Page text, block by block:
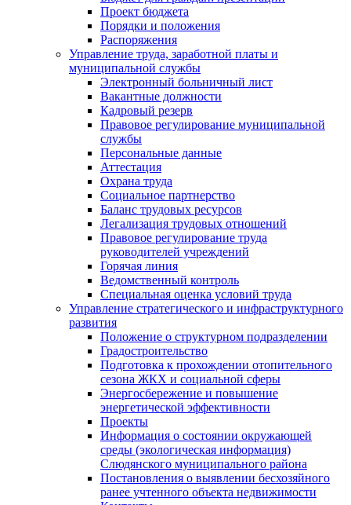
Проект бюджета
Порядки и положения
Распоряжения
Управление труда, заработной платы и
муниципальной службы
Электронный больничный лист
Вакантные должности
Кадровый резерв
Правовое регулирование муниципальной
службы
Персональные данные
Аттестация
Охрана труда
Социальное партнерство
Баланс трудовых ресурсов
Легализация трудовых отношений
Правовое регулирование труда
руководителей учреждений
Горячая линия
Ведомственный контроль
Специальная оценка условий труда
Управление стратегического и инфраструктурного
развития
Положение о структурном подразделении
Градостроительство
Подготовка к прохождении отопительного
сезона ЖКХ и социальной сферы
Энергосбережение и повышение
энергетической эффективности
Проекты
Информация о состоянии окружающей
среды (экологическая информация)
Слюдянского муниципального района
Постановления о выявлении бесхозяйного
ранее учтенного объекта недвижимости